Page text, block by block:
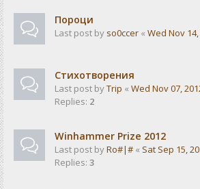
Пороци
Last post by so0ccer « Wed Nov
Стихотворения
Last post byTrip « Wed Nov 07,
Replies: 2
Winhammer Prize 2012
Last post byRo#|# « Sat Sep 15,
Replies: 3